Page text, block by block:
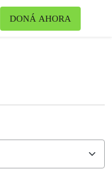
DONÁ AHORA